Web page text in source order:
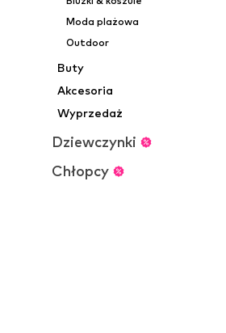
Moda plażowa
Outdoor
Buty
Akcesoria
Wyprzedaż
Dziewczynki
Chłopcy